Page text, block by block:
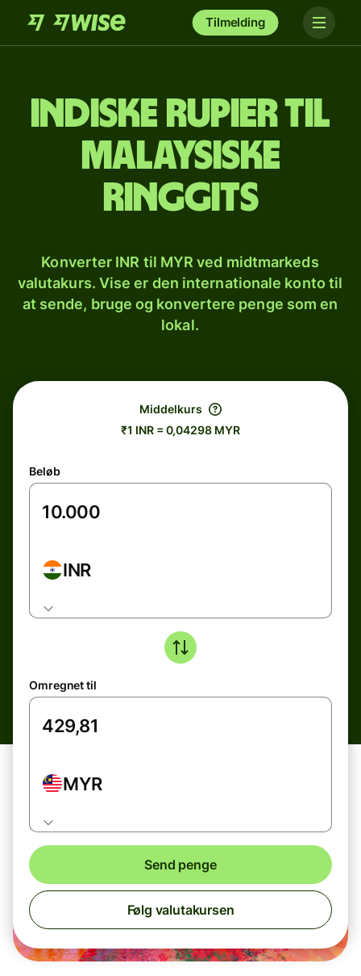
Tilmelding
Indiske rupier til
malaysiske
ringgits
Konverter INR til MYR ved midtmarkeds
valutakurs. Vise er den internationale konto til
at sende, bruge og konvertere penge som en
lokal.
Middelkurs
₹1 INR = 0,04298 MYR
Beløb
INR
Omregnet til
MYR
Send penge
Følg valutakursen